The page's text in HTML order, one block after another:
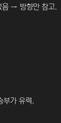
음 → 방향만 참고.
가 유력.